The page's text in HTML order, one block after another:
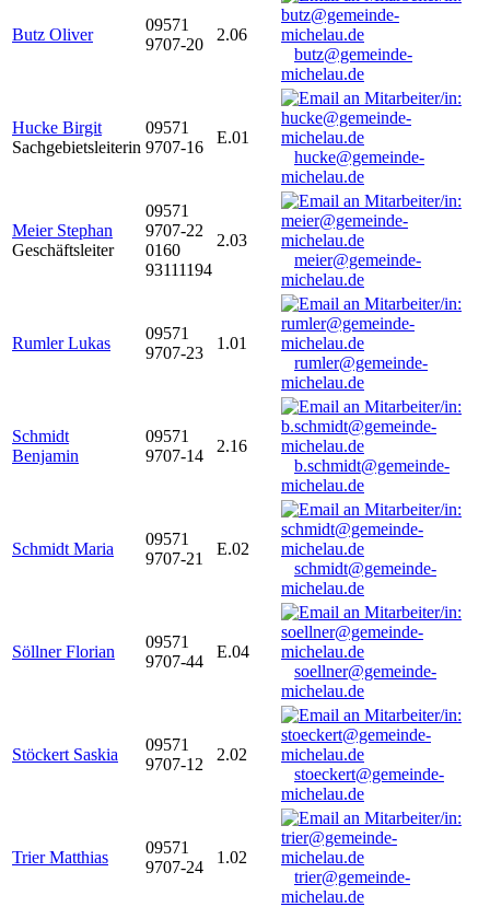
Butz Oliver
09571
9707-20
2.06
butz@gemeinde-
michelau.de
Hucke Birgit
Sachgebietsleiterin
09571
9707-16
E.01
hucke@gemeinde-
michelau.de
Meier Stephan
Geschäftsleiter
09571
9707-22
0160
93111194
2.03
meier@gemeinde-
michelau.de
Rumler Lukas
09571
9707-23
1.01
rumler@gemeinde-
michelau.de
Schmidt
Benjamin
09571
9707-14
2.16
b.schmidt@gemeinde-
michelau.de
Schmidt Maria
09571
9707-21
E.02
schmidt@gemeinde-
michelau.de
Söllner Florian
09571
9707-44
E.04
soellner@gemeinde-
michelau.de
Stöckert Saskia
09571
9707-12
2.02
stoeckert@gemeinde-
michelau.de
Trier Matthias
09571
9707-24
1.02
trier@gemeinde-
michelau.de